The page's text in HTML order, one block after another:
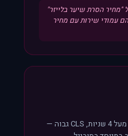
הסרת שיער בלייזר"
עמודי שירות עם מחיר
Core Web Vitals גרועים — LCP מעל 4 שניות, CLS גבוה —